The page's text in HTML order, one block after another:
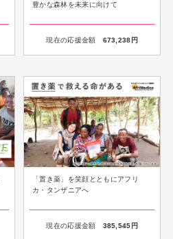
豊かな森林を未来に向けて
現在の応援金額 673,238 円
「置き薬」を笑顔とともにアフリ
カ・タンザニアへ
現在の応援金額 385,545 円